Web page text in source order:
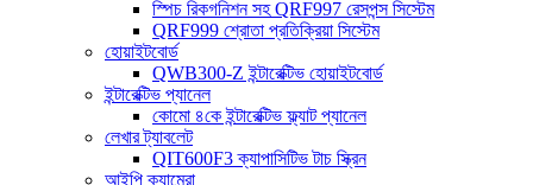
স্পিচ রিকগনিশন সহ QRF997 রেসপন্স সিস্টেম
QRF999 শ্রোতা প্রতিক্রিয়া সিস্টেম
হোয়াইটবোর্ড
QWB300-Z ইন্টারেক্টিভ হোয়াইটবোর্ড
ইন্টারেক্টিভ প্যানেল
কোমো ৪কে ইন্টারেক্টিভ ফ্ল্যাট প্যানেল
লেখার ট্যাবলেট
QIT600F3 ক্যাপাসিটিভ টাচ স্ক্রিন
আইপি ক্যামেরা